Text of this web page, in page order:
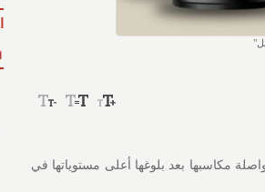
الأربعاء، مواصلة مكاسبها بعد بلوغها أعلى مستوياتها في